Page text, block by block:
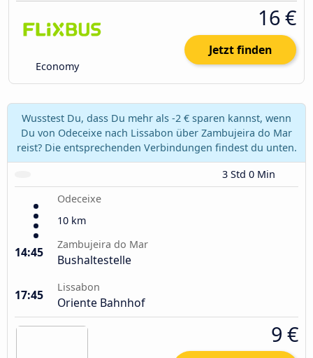
Economy
16 €
Jetzt finden
Wusstest Du, dass Du mehr als -2 € sparen kannst, wenn
Du von Odeceixe nach Lissabon über Zambujeira do Mar
reist? Die entsprechenden Verbindungen findest du unten.
3 Std 0 Min
Odeceixe
10 km
14:45
Zambujeira do Mar
Bushaltestelle
17:45
Lissabon
Oriente Bahnhof
9 €